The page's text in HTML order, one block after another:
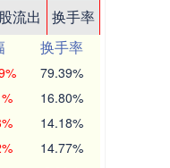
流出
换手率
换手率
79.39%
16.80%
14.18%
14.77%